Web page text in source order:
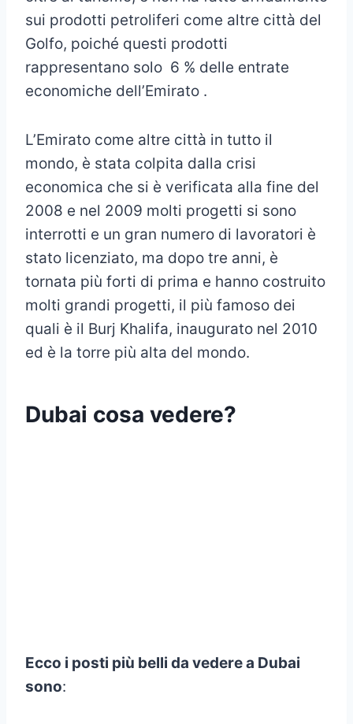
sui prodotti petroliferi come altre città del
Golfo, poiché questi prodotti
rappresentano solo 6 % delle entrate
economiche dell’Emirato .
L’Emirato come altre città in tutto il
mondo, è stata colpita dalla crisi
economica che si è verificata alla fine del
2008 e nel 2009 molti progetti si sono
interrotti e un gran numero di lavoratori è
stato licenziato, ma dopo tre anni, è
tornata più forti di prima e hanno costruito
molti grandi progetti, il più famoso dei
quali è il Burj Khalifa, inaugurato nel 2010
ed è la torre più alta del mondo.
Dubai cosa vedere?
Ecco i posti più belli da vedere a Dubai
sono: